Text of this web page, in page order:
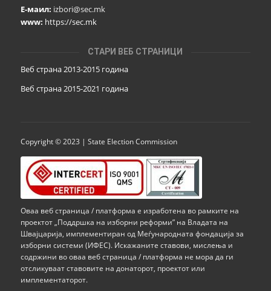
Е-маил: izbori@sec.mk
www: https://sec.mk
СТАРИ ВЕБ СТРАНИЦИ
Веб страна 2013-2015 година
Веб страна 2015-2021 година
Copyright © 2023 | State Election Commission
Оваа веб страница / платформа е изработена во рамките на
проектот „Поддршка на изборни реформи” на Владата на
Швајцарија, имплементиран од Меѓународната фондација за
изборни системи (ИФЕС). Искажаните ставови, мислења и
содржини во оваа веб страница / платформа не мора да ги
отсликуваат ставовите на донаторот, проектот или
имплементаторот.